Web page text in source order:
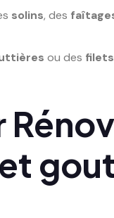
solins, des
ou des